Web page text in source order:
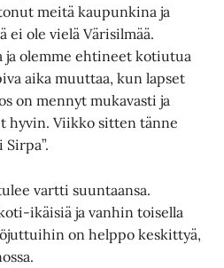
meitä kaupunkina ja
ei ole vielä Värisilmää.
ja olemme ehtineet kotiutua
aika muuttaa, kun lapset
on mennyt mukavasti ja
hyvin. Viikko sitten tänne
vartti suuntaansa.
ikäisiä ja vanhin toisella
on helppo keskittyä,